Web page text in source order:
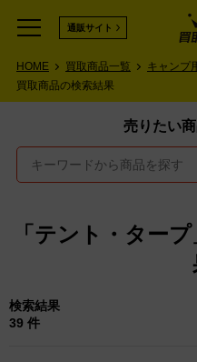
通販サイト
HOME 買取商品一覧 キャンプ
買取商品の検索結果
売りたい
「テント・ター
検索結果
39 件